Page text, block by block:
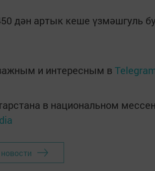
дән артык кеше үзмәшгуль
и интересным в
в национальном